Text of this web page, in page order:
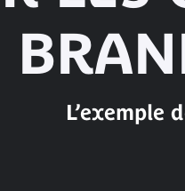
L’exemple